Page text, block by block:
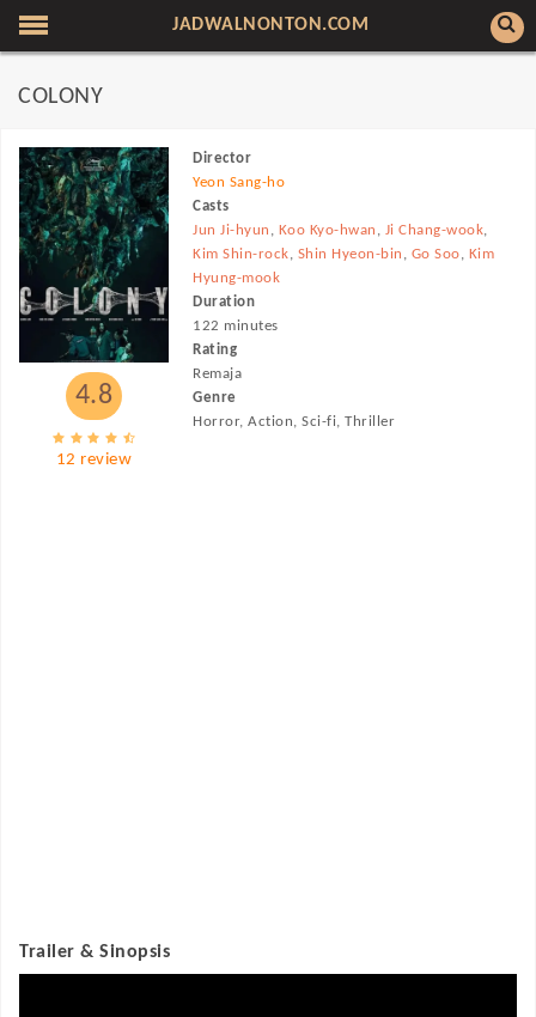
JADWALNONTON.COM
COLONY
4.8
12 review
Director
Yeon Sang-ho
Casts
Jun Ji-hyun , Koo Kyo-hwan , Ji Chang-wook,
Kim Shin-rock, Shin Hyeon-bin , Go Soo, Kim
Hyung-mook
Duration
122 minutes
Rating
Remaja
Genre
Horror, Action, Sci-fi, Thriller
Trailer & Sinopsis